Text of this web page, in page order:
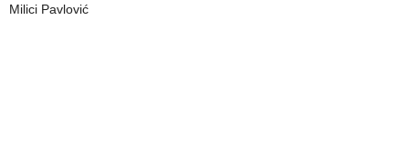
Milici Pavlović